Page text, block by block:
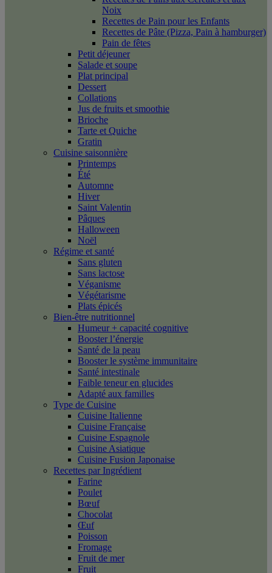
Noix
Recettes de Pain pour les Enfants
Recettes de Pâte (Pizza, Pain à hamburger)
Pain de fêtes
Petit déjeuner
Salade et soupe
Plat principal
Dessert
Collations
Jus de fruits et smoothie
Brioche
Tarte et Quiche
Gratin
Cuisine saisonnière
Printemps
Été
Automne
Hiver
Saint Valentin
Pâques
Halloween
Noël
Régime et santé
Sans gluten
Sans lactose
Véganisme
Végétarisme
Plats épicés
Bien-être nutritionnel
Humeur + capacité cognitive
Booster l’énergie
Santé de la peau
Booster le système immunitaire
Santé intestinale
Faible teneur en glucides
Adapté aux familles
Type de Cuisine
Cuisine Italienne
Cuisine Française
Cuisine Espagnole
Cuisine Asiatique
Cuisine Fusion Japonaise
Recettes par Ingrédient
Farine
Poulet
Bœuf
Chocolat
Œuf
Poisson
Fromage
Fruit de mer
Fruit